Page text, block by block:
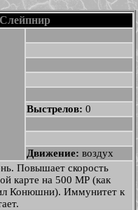
Слейпнир
Выстрелов: 0
Движение: воздух
Повышает скорость
карте на 500 МР (как
Конюшни). Иммунитет к